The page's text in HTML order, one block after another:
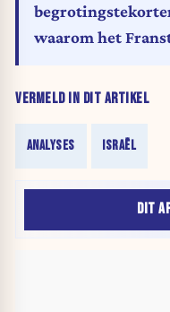
VERMELD IN DIT ARTIKEL
ANALYSES ISRAËL
waarom het
(analyse)
DIT